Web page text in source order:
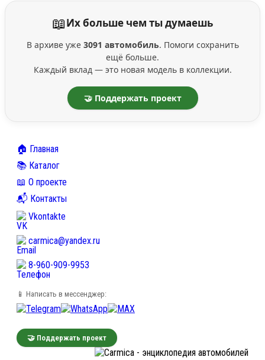
📖Их больше чем ты думаешь
В архиве уже 3091 автомобиль. Помоги сохранить
ещё больше.
Каждый вклад — это новая модель в коллекции.
🤝 Поддержать проект
🏠 Главная
📚 Каталог
📖 О проекте
📬 Контакты
Vkontakte
carmica@yandex.ru
8-960-909-9953
📱 Написать в мессенджер:
🤝 Поддержать проект